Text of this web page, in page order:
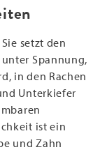
setzt den
Spannung,
in den Rachen
Unterkiefer
ist ein
und Zahn